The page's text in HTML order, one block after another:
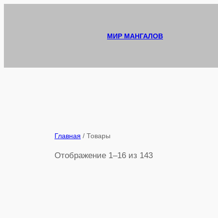
МИР МАНГАЛОВ
Главная / Товары
Отображение 1–16 из 143